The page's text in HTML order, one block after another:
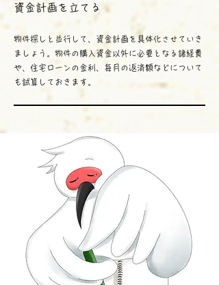
資金計画を立てる
物件探しと並行して、資金計画を具体化させていき
ましょう。物件の購入資金以外に必要となる諸経費
や、住宅ローンの金利、毎月の返済額などについて
も試算しておきます。